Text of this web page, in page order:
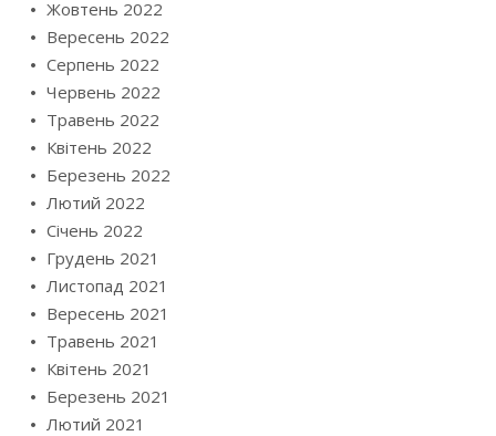
Жовтень 2022
Вересень 2022
Серпень 2022
Червень 2022
Травень 2022
Квітень 2022
Березень 2022
Лютий 2022
Січень 2022
Грудень 2021
Листопад 2021
Вересень 2021
Травень 2021
Квітень 2021
Березень 2021
Лютий 2021